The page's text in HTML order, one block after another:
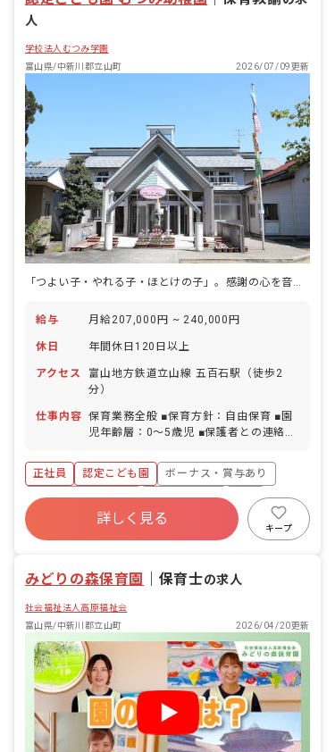
人
学校法人むつみ学園
富山県/中新川郡立山町
2026/07/09更新
「つよい子・やれる子・ほとけの子」。感謝の心を音とともに育む認定こども園です。
給与 月給207,000円 ~ 240,000円
休日 年間休日120日以上
アクセス
富山地方鉄道立山線 五百石駅（徒歩2
分）
仕事内容 保育業務全般 ■保育方針：自由保育 ■園
児年齢層：0～5歳児 ■保護者との連絡ア
正社員
認定こども園
ボーナス・賞与あり
年間休日120日以上
社会保険完備
残業少なめ
昇給昇進あり
詳しく見る
キープ
みどりの森保育園 保育士の求人
社会福祉法人高原福祉会
富山県/中新川郡立山町
2026/04/20更新